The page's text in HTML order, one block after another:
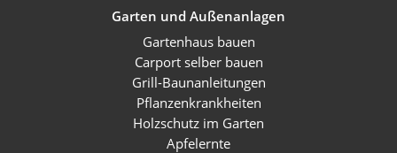
Garten und Außenanlagen
Gartenhaus bauen
Carport selber bauen
Grill-Baunanleitungen
Pflanzenkrankheiten
Holzschutz im Garten
Apfelernte